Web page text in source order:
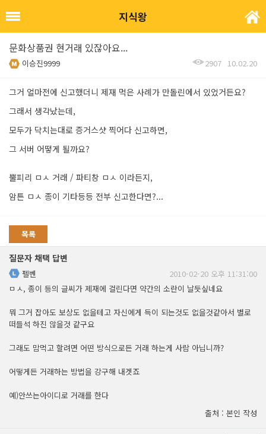
지식왕
문화상품권 현거래 있잖아요...
이승진9999 2907 10.02.20
그거 얼마전에 신고했더니 제재 먹은 사례가 만돌린에서 있었거든요?
그래서 생각났는데,
모두가 닥치는대로 증거스샷 찍어다 신고하면,
그 서버 어떻게 될까요?
뿔피리 ㅁㅅ 거래 / 파티창 ㅁㅅ 이라든지,
암튼 ㅁㅅ 종이 기타등등 전부 신고한다면?...
목록
질문자 채택 답변
펠벤
2010-02-20 오후 11:31:00
ㅁㅅ, 종이 등의 글씨가 제재에 걸린다면 약간의 소란이 날듯싶네요
뭐 그거 잡아도 보상도 없을테고 자신에게 득이 되는것도 없을것같아서 별로
떠들석 하진 않을것 같구요
그래도 맘먹고 할려면 어떤 방식으로든 거래 하는게 사람 아닙니까?
어떻게든 거래하는 방법을 강구해 내겟죠
예)안쓰는아이디로 거래를 한다
출처 : 본인 작성